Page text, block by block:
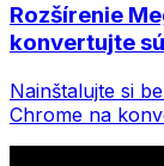
Rozšírenie
konvertujte
Nainštalujte si
Chrome na